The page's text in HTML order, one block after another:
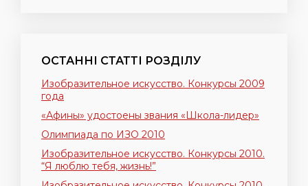
ОСТАННІ СТАТТІ РОЗДІЛУ
Изобразительное искусство. Конкурсы 2009
года
«Афины» удостоены звания «Школа-лидер»
Олимпиада по ИЗО 2010
Изобразительное искусство. Конкурсы 2010.
“Я люблю тебя, жизнь!”